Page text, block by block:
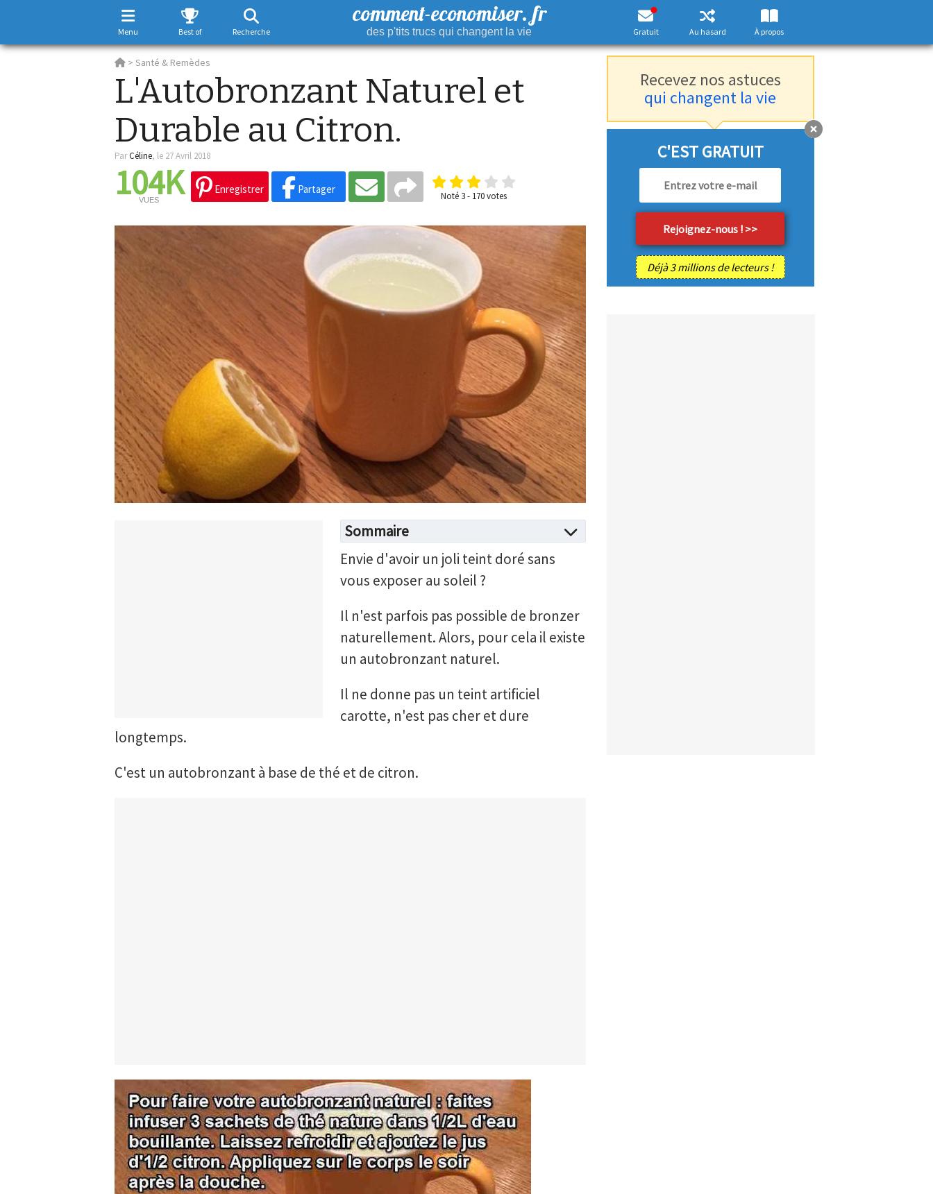
Menu Best of Recherche
comment-economiser. fr
des p'tits trucs qui changent la vie Gratuit Au hasard À propos
> Santé & Remèdes
L'Autobronzant Naturel et
Durable au Citron.
ParCéline, le 27 Avril 2018
104K
VUES
Enregistrer Partager
Noté 3- 170 votes
Sommaire
Envie d'avoir un joli teint doré sans
vous exposer au soleil ?
Il n'est parfois pas possible de bronzer
naturellement. Alors, pour cela il existe
un autobronzant naturel.
Il ne donne pas un teint artificiel
carotte, n'est pas cher et dure
longtemps.
C'est un autobronzant à base de thé et de citron.
Recevez nos astuces
qui changent la vie
C'EST GRATUIT
Déjà 3 millions de lecteurs !